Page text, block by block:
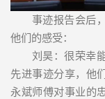
事迹报告会后
他们的感受：
刘昊：很荣幸
先进事迹分享，他
永斌师傅对事业的